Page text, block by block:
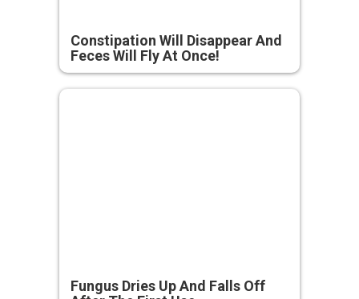
Constipation Will Disappear And
Feces Will Fly At Once!
Fungus Dries Up And Falls Off